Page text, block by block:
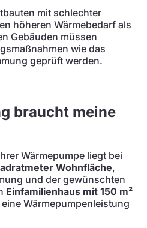
mit schlechter
höheren Wärmebedarf als
Gebäuden müssen
wie das
geprüft werden.
braucht meine
Wärmepumpe liegt bei
Wohnfläche,
und der gewünschten
Einfamilienhaus mit 150 m²
Wärmepumpenleistung